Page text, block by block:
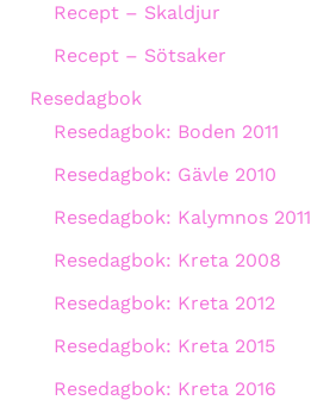
Recept – Skaldjur
Recept – Sötsaker
Resedagbok
Resedagbok: Boden 2011
Resedagbok: Gävle 2010
Resedagbok: Kalymnos 2011
Resedagbok: Kreta 2008
Resedagbok: Kreta 2012
Resedagbok: Kreta 2015
Resedagbok: Kreta 2016